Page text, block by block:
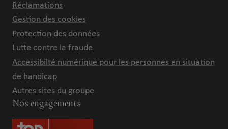
Réclamations
Gestion des cookies
Protection des données
Lutte contre la fraude
Accessibilté numérique pour les personnes en situation
de handicap
Autres sites du groupe
Nos engagements